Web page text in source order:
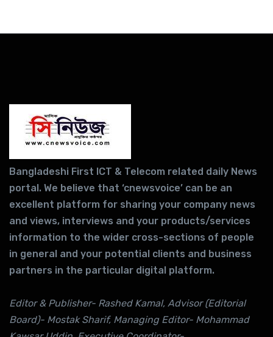
Bangladeshi First ICT & Telecom related daily News
portal. We believe that ‘cnewsvoice’ can be an
excellent platform for sharing your company news
and views, interviews and your products/services
information to the wider cross-sections of people
in general and your potential clients and business
partners in the particular digital platform.
Editor & Publisher- Rashed Kamal, Advisor (Editorial
Board)- Mostak Sharif, Managing Editor- Mohammad